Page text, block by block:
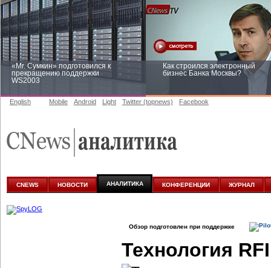
«Mr. Сумкин» подготовился к
прекращению поддержки
WS2003
Как строился электронный
бизнес Банка Москвы?
аналитике
English Mobile Android Light Twitter (topnews) Facebook
CNEWS НОВОСТИ АНАЛИТИКА КОНФЕРЕНЦИИ ЖУРНАЛ
Обзор подготовлен при поддержке
Технология